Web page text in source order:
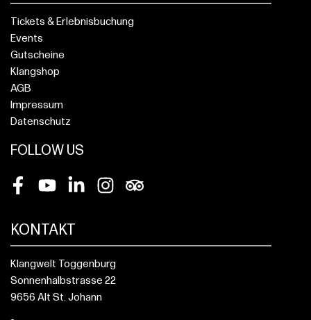
Tickets & Erlebnisbuchung
Events
Gutscheine
Klangshop
AGB
Impressum
Datenschutz
FOLLOW US
FacebookYoutubeLinkedInInstagramTripadvisor
KONTAKT
Klangwelt Toggenburg
Sonnenhalbstrasse 22
9656 Alt St. Johann